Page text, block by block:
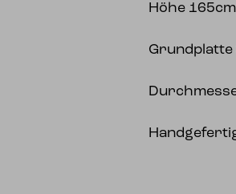
Höhe 165cm
Grundplatte